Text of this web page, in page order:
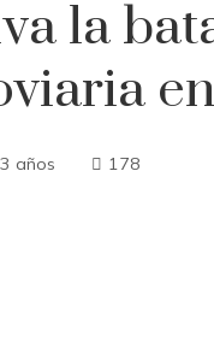
la
años 178